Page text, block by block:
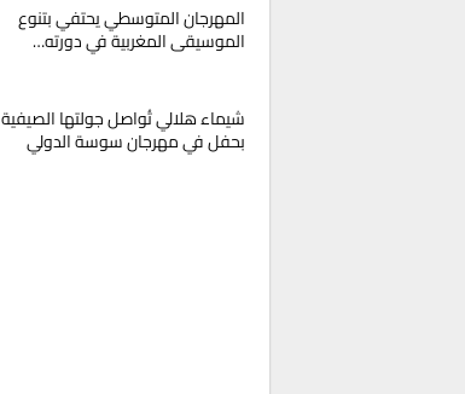
المهرجان المتوسطي يحتفي بتنوع
الموسيقى المغربية في دورته…
شيماء هلالي تُواصل جولتها الصيفية
بحفل في مهرجان سوسة الدولي